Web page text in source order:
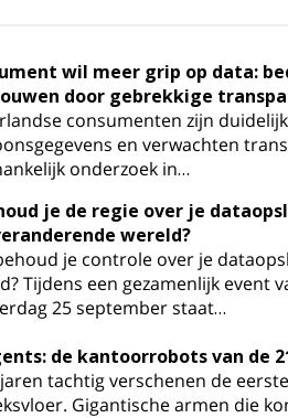
wil meer grip op data:
door gebrekkige
consumenten zijn
en verwachten
onderzoek in…
je de regie over je
wereld?
je controle over je
Tijdens een gezamenlijk event
25 september staat…
de kantoorrobots van de
tachtig verschenen de
Gigantische armen die